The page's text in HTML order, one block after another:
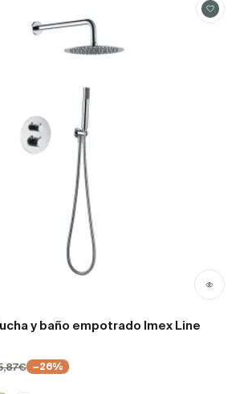
y baño empotrado Imex Line
−26%